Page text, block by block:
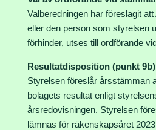
Valberedningen har föreslagit
eller den person som styrelsen
förhinder, utses till ordförande
Resultatdisposition (punkt 9b)
Styrelsen föreslår årsstämman
bolagets resultat enligt
årsredovisningen. Styrelsen
lämnas för räkenskapsåret